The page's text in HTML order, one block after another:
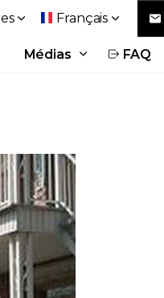
Médias FAQ
Français